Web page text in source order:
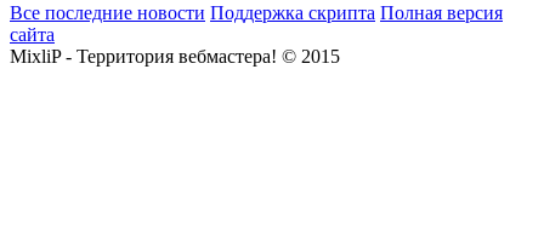
Все последние новости Поддержка скрипта Полная версия
сайта
MixliP - Территория вебмастера! © 2015